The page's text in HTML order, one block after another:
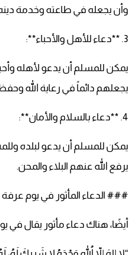
وأن يجعله في طاعته وخدمة
3. **دعاء للأهل والأحباء**:
يمكن للمسلم أن يدعو لأهله
يجعلهم دائماً في رعاية الله
4. **دعاء بالسلام والأمان**:
يمكن للمسلم أن يدعو لبلده
يرفع الله عنهم البلاء والمحن.
### الدعاء المأثور في يوم عرفة
أيضًا، هناك دعاء مأثور يقال في